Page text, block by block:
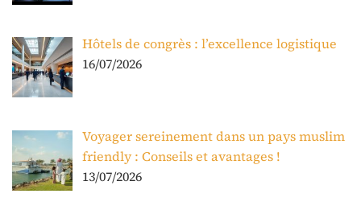
Hôtels de congrès : l’excellence logistique
16/07/2026
Voyager sereinement dans un pays muslim
friendly : Conseils et avantages !
13/07/2026